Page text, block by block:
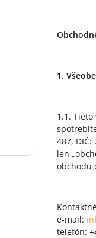
1.
1.1.
487,
len
obchodu
e-mail:
telefón: